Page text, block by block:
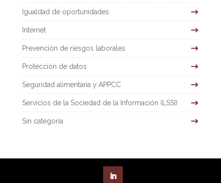
Igualdad de oportunidades
Internet
Prevención de riesgos laborales
Protección de datos
Seguridad alimentaria y APPCC
Servicios de la Sociedad de la Información (LSSI)
Sin categoría